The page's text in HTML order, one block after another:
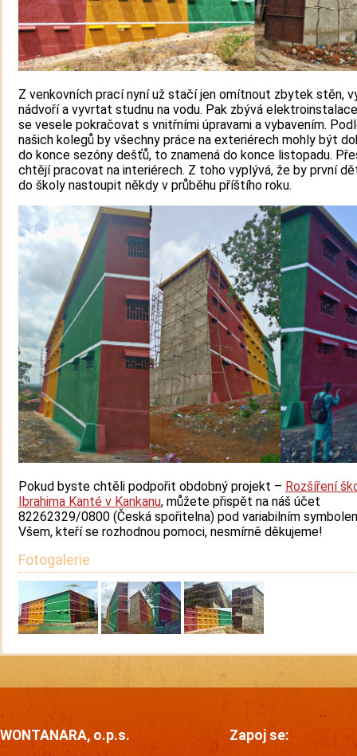
Z venkovních prací nyní už stačí jen omítnout zbytek stěn,
nádvoří a vyvrtat studnu na vodu. Pak zbývá
se vesele pokračovat s vnitřními úpravami a vybavením.
našich kolegů by všechny práce na exteriérech mohly být
do konce sezóny dešťů, to znamená do konce listopadu.
chtějí pracovat na interiérech. Z toho vyplývá, že by první
do školy nastoupit někdy v průběhu příštího roku.
Pokud byste chtěli podpořit obdobný projekt – Rozšíření
Ibrahima Kanté v Kankanu, můžete přispět na náš účet
82262329/0800 (Česká spořitelna) pod variabilním
Všem, kteří se rozhodnou pomoci, nesmírně děkujeme!
Fotogalerie
WONTANARA, o.p.s. Zapoj se: